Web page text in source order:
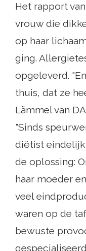
Het rapport
vrouw die
op haar
ging.
opgeleverd.
thuis, dat ze
Lämmel van
"Sinds
diëtist
de oplossing:
haar moeder
veel
waren op de
bewuste